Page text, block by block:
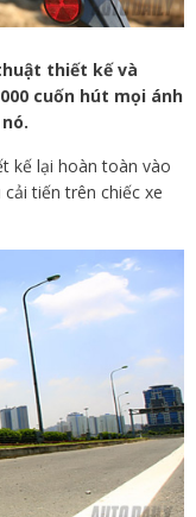
thiết kế và
cuốn hút mọi ánh
kế lại hoàn toàn vào
tiến trên chiếc xe